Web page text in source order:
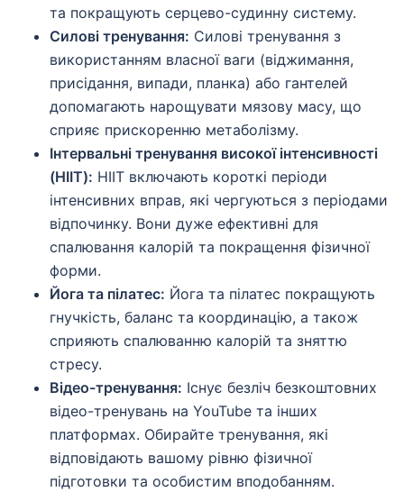
та покращують серцево-судинну систему.
Силові тренування: Силові тренування з
використанням власної ваги (віджимання,
присідання, випади, планка) або гантелей
допомагають нарощувати мязову масу, що
сприяє прискоренню метаболізму.
Інтервальні тренування високої інтенсивності
(HIIT): HIIT включають короткі періоди
інтенсивних вправ, які чергуються з періодами
відпочинку. Вони дуже ефективні для
спалювання калорій та покращення фізичної
форми.
Йога та пілатес: Йога та пілатес покращують
гнучкість, баланс та координацію, а також
сприяють спалюванню калорій та зняттю
стресу.
Відео-тренування: Існує безліч безкоштовних
відео-тренувань на YouTube та інших
платформах. Обирайте тренування, які
відповідають вашому рівню фізичної
підготовки та особистим вподобанням.